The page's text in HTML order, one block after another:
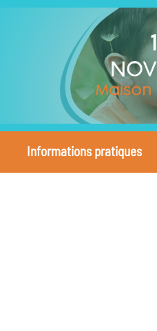
Informations pratiques